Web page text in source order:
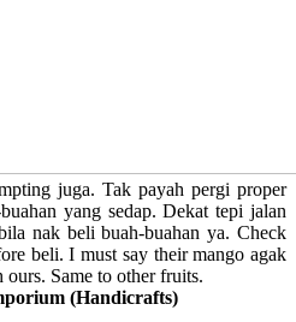
juga. Tak payah pergi proper
yang sedap. Dekat tepi jalan
nak beli buah-buahan ya. Check
beli. I must say their mango agak
ours. Same to other fruits.
(Handicrafts)